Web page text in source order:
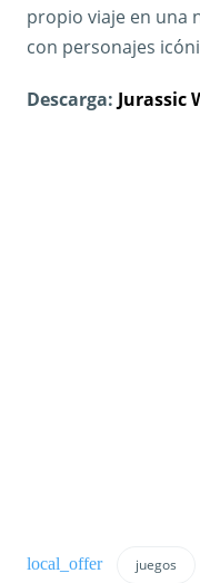
propio viaje en una
con personajes
Descarga: Jurassic
juegos